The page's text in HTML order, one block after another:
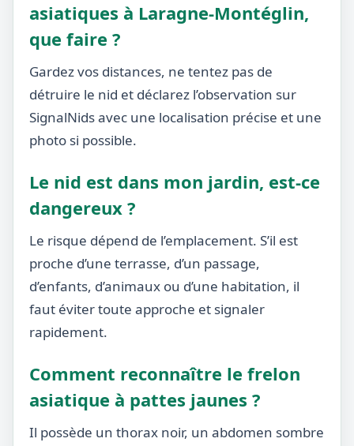
asiatiques à Laragne-Montéglin,
que faire ?
Gardez vos distances, ne tentez pas de
détruire le nid et déclarez l’observation sur
SignalNids avec une localisation précise et une
photo si possible.
Le nid est dans mon jardin, est-ce
dangereux ?
Le risque dépend de l’emplacement. S’il est
proche d’une terrasse, d’un passage,
d’enfants, d’animaux ou d’une habitation, il
faut éviter toute approche et signaler
rapidement.
Comment reconnaître le frelon
asiatique à pattes jaunes ?
Il possède un thorax noir, un abdomen sombre